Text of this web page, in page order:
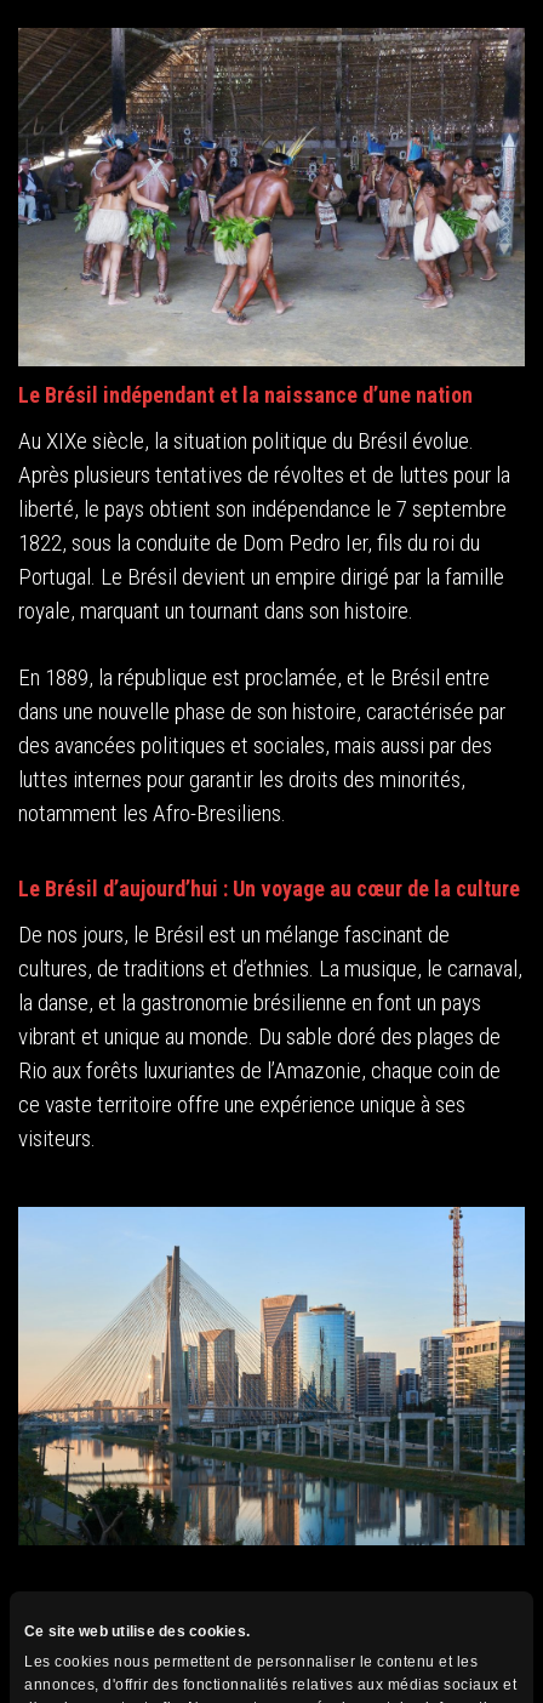
Ce site web utilise des cookies.
Les cookies nous permettent de personnaliser le contenu et les
annonces, d'offrir des fonctionnalités relatives aux médias sociaux et
Le Brésil indépendant et la naissance d’une nation
Au XIXe siècle, la situation politique du Brésil évolue.
Après plusieurs tentatives de révoltes et de luttes pour la
liberté, le pays obtient son indépendance le 7 septembre
1822, sous la conduite de Dom Pedro Ier, fils du roi du
Portugal. Le Brésil devient un empire dirigé par la famille
royale, marquant un tournant dans son histoire.
En 1889, la république est proclamée, et le Brésil entre
dans une nouvelle phase de son histoire, caractérisée par
des avancées politiques et sociales, mais aussi par des
luttes internes pour garantir les droits des minorités,
notamment les Afro-Bresiliens.
Le Brésil d’aujourd’hui : Un voyage au cœur de la culture
De nos jours, le Brésil est un mélange fascinant de
cultures, de traditions et d’ethnies. La musique, le carnaval,
la danse, et la gastronomie brésilienne en font un pays
vibrant et unique au monde. Du sable doré des plages de
Rio aux forêts luxuriantes de l’Amazonie, chaque coin de
ce vaste territoire offre une expérience unique à ses
visiteurs.
nous !
Pour découvrir le Brésil sous un autre angle, ne manquez